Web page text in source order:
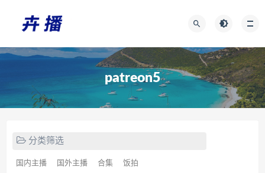
patreon5
分类筛选
国内主播 国外主播 合集 饭拍